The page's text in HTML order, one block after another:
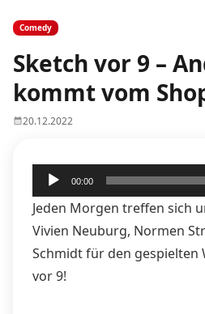
Comedy
Sketch vor 9 –
kommt vom
20.12.2022
Audio-
Player
00:00
Jeden Morgen treffen sich
Vivien Neuburg, Normen
Schmidt für den gespielten
vor 9!